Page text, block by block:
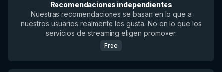
Recomendaciones independientes
Nuestras recomendaciones se basan en lo que a
nuestros usuarios realmente les gusta. No en lo que los
servicios de streaming eligen promover.
Free